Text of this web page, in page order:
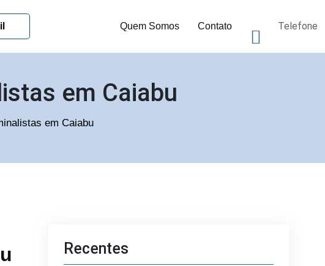
Quem Somos Contato Telefone
em Caiabu
em Caiabu
Recentes